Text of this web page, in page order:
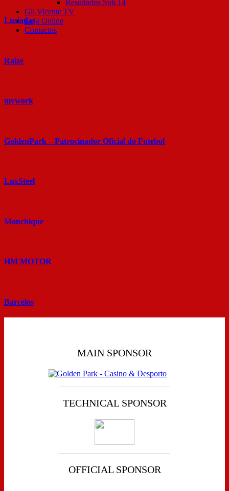
Resultados Sub 14
Gil Vicente TV
Loja Online
Contactos
Lusíadas
Raize
mywork
GoldenPark – Patrocinador Oficial do Futebol
LuxSteel
Monchique
HM MOTOR
Barcelos
MAIN SPONSOR
TECHNICAL SPONSOR
OFFICIAL SPONSOR